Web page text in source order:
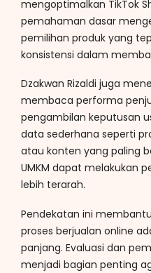
mengoptimalkan TikTok
pemahaman dasar
pemilihan produk yang
konsistensi dalam
Dzakwan Rizaldi juga
membaca performa
pengambilan keputusan
data sederhana seperti
atau konten yang paling
UMKM dapat melakukan
lebih terarah.
Pendekatan ini
proses berjualan online
panjang. Evaluasi dan
menjadi bagian penting